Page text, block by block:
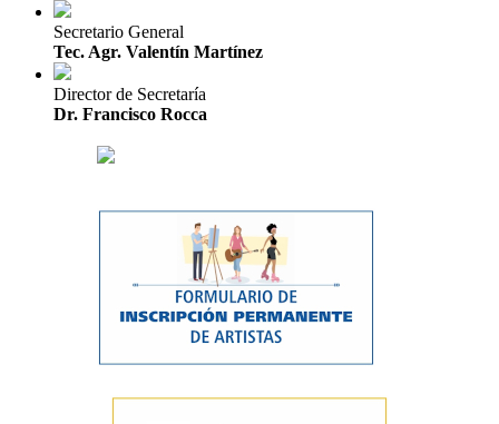
Secretario General
Tec. Agr. Valentín Martínez
Director de Secretaría
Dr. Francisco Rocca